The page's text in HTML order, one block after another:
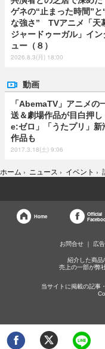
ゲネの“止まった時間”と
な強さ” TVアニメ「天
ジャードゥーガル」イン
ュー（８）
2026.8.3(月) 18:00
動画
「AbemaTV」アニメの
送＆劇場作品が目白押し
e:ゼロ」「うたプリ」新
作品も
2017.3.18(土) 9:06
ホーム › ニュース › イベント ›
Home
Official
お問合せ 広
紹介した商品
売上の一部が弊
当サイトに掲載の記事